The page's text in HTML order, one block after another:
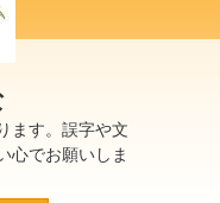
ます。誤字や文
心でお願いしま